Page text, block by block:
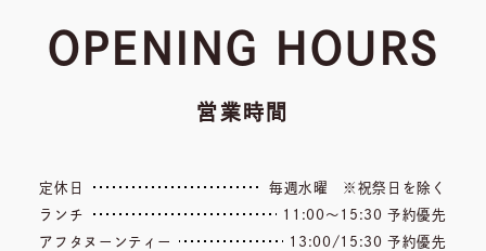
OPENING HOURS
営業時間
定休日
毎週水曜 ※祝祭日を除く
ランチ
11:00～15:30 予約優先
アフタヌーンティー
13:00/15:30 予約優先